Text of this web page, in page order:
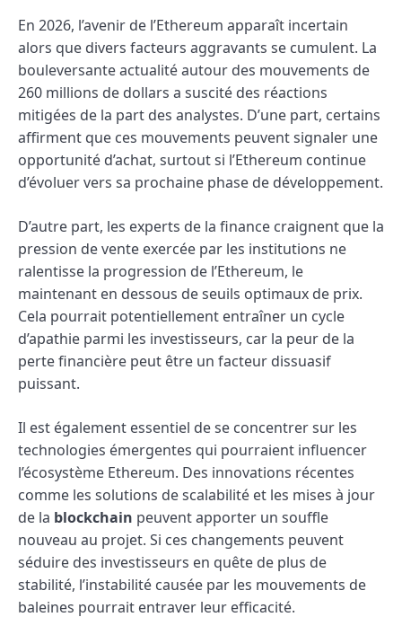
En 2026, l’avenir de l’Ethereum apparaît incertain
alors que divers facteurs aggravants se cumulent. La
bouleversante actualité autour des mouvements de
260 millions de dollars a suscité des réactions
mitigées de la part des analystes. D’une part, certains
affirment que ces mouvements peuvent signaler une
opportunité d’achat, surtout si l’Ethereum continue
d’évoluer vers sa prochaine phase de développement.
D’autre part, les experts de la finance craignent que la
pression de vente exercée par les institutions ne
ralentisse la progression de l’Ethereum, le
maintenant en dessous de seuils optimaux de prix.
Cela pourrait potentiellement entraîner un cycle
d’apathie parmi les investisseurs, car la peur de la
perte financière peut être un facteur dissuasif
puissant.
Il est également essentiel de se concentrer sur les
technologies émergentes qui pourraient influencer
l’écosystème Ethereum. Des innovations récentes
comme les solutions de scalabilité et les mises à jour
de la blockchain peuvent apporter un souffle
nouveau au projet. Si ces changements peuvent
séduire des investisseurs en quête de plus de
stabilité, l’instabilité causée par les mouvements de
baleines pourrait entraver leur efficacité.